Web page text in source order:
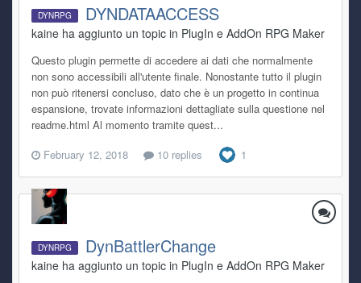
DYNRPG DYNDATAACCESS
kaine ha aggiunto un topic in PlugIn e AddOn RPG Maker
Questo plugin permette di accedere ai dati che normalmente
non sono accessibili all'utente finale. Nonostante tutto il plugin
non può ritenersi concluso, dato che è un progetto in continua
espansione, trovate informazioni dettagliate sulla questione nel
readme.html Al momento tramite quest...
February 12, 2018
10 replies 1
DYNRPG DynBattlerChange
kaine ha aggiunto un topic in PlugIn e AddOn RPG Maker